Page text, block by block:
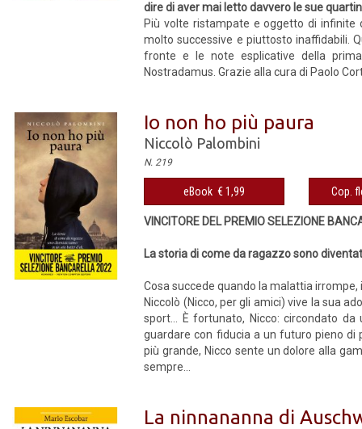
dire di aver mai letto davvero le sue
Più volte ristampate e oggetto di infinite
molto successive e piuttosto inaffidabili.
fronte e le note esplicative della
Nostradamus. Grazie alla cura di Paolo
Io non ho più paura
Niccolò Palombini
N. 219
eBook € 1,99 Cop.
VINCITORE DEL PREMIO SELEZIONE
La storia di come da ragazzo sono
Cosa succede quando la malattia
Niccolò (Nicco, per gli amici) vive la sua
sport… È fortunato, Nicco: circondato
guardare con fiducia a un futuro pieno di
più grande, Nicco sente un dolore alla
sempre...
La ninnananna di